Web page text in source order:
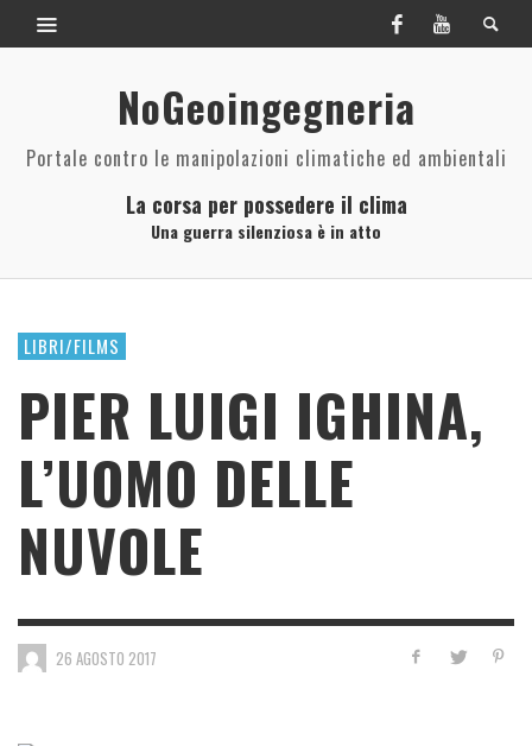
NoGeoingegneria
Portale contro le manipolazioni climatiche ed ambientali
La corsa per possedere il clima
Una guerra silenziosa è in atto
LIBRI/FILMS
PIER LUIGI IGHINA,
L’UOMO DELLE
NUVOLE
26 AGOSTO 2017